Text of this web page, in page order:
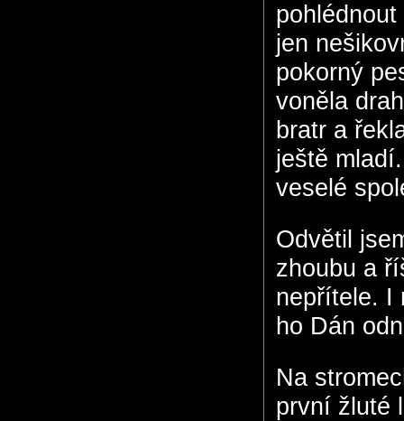
jen
pokorný
voněla
bratr a
ještě
veselé
Odvětil
zhoubu a
nepřítele. I
ho Dán
Na
první žluté